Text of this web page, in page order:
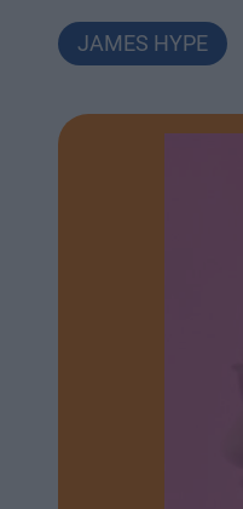
JAMES HYPE